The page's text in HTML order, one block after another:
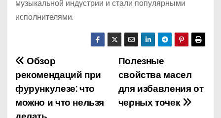
музыкальной индустрии и стали популярными
исполнителями.
Н
а
в
Полезные
свойства масел
для избавления от
черных точек
Обзор
рекомендаций при
фурункулезе: что
можно и что нельзя